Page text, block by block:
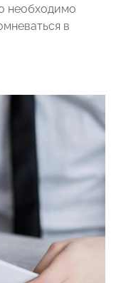
необходимо
в